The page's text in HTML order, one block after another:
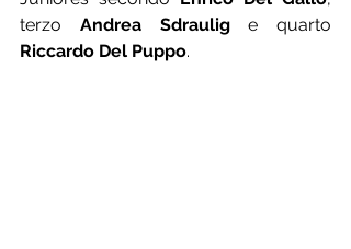
terzo Andrea Sdraulig
Riccardo Del Puppo.